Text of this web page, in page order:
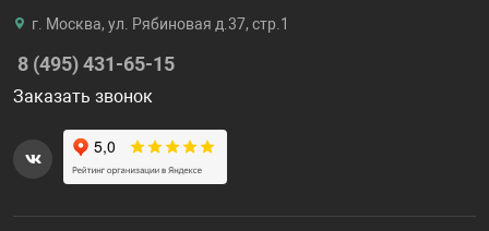
г. Москва, ул. Рябиновая д.37, стр.1
8 (495) 431-65-15
Заказать звонок